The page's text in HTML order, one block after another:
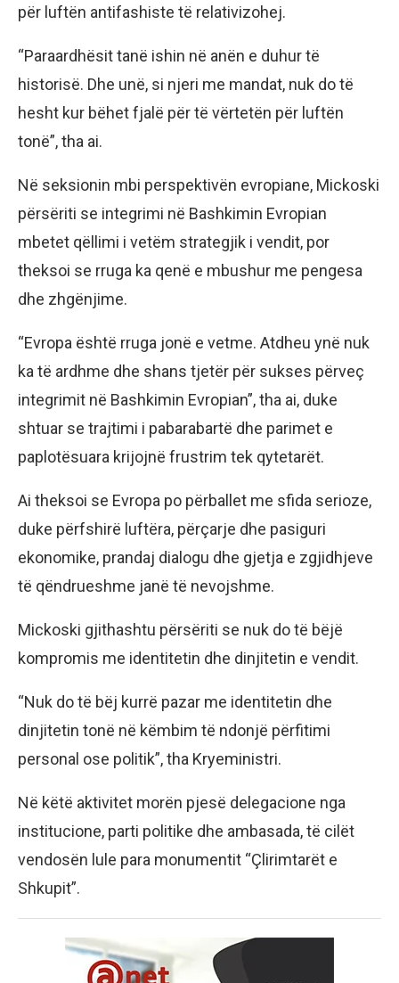
për luftën antifashiste të relativizohej.
“Paraardhësit tanë ishin në anën e duhur të
historisë. Dhe unë, si njeri me mandat, nuk do të
hesht kur bëhet fjalë për të vërtetën për luftën
tonë”, tha ai.
Në seksionin mbi perspektivën evropiane, Mickoski
përsëriti se integrimi në Bashkimin Evropian
mbetet qëllimi i vetëm strategjik i vendit, por
theksoi se rruga ka qenë e mbushur me pengesa
dhe zhgënjime.
“Evropa është rruga jonë e vetme. Atdheu ynë nuk
ka të ardhme dhe shans tjetër për sukses përveç
integrimit në Bashkimin Evropian”, tha ai, duke
shtuar se trajtimi i pabarabartë dhe parimet e
paplotësuara krijojnë frustrim tek qytetarët.
Ai theksoi se Evropa po përballet me sfida serioze,
duke përfshirë luftëra, përçarje dhe pasiguri
ekonomike, prandaj dialogu dhe gjetja e zgjidhjeve
të qëndrueshme janë të nevojshme.
Mickoski gjithashtu përsëriti se nuk do të bëjë
kompromis me identitetin dhe dinjitetin e vendit.
“Nuk do të bëj kurrë pazar me identitetin dhe
dinjitetin tonë në këmbim të ndonjë përfitimi
personal ose politik”, tha Kryeministri.
Në këtë aktivitet morën pjesë delegacione nga
institucione, parti politike dhe ambasada, të cilët
vendosën lule para monumentit “Çlirimtarët e
Shkupit”.